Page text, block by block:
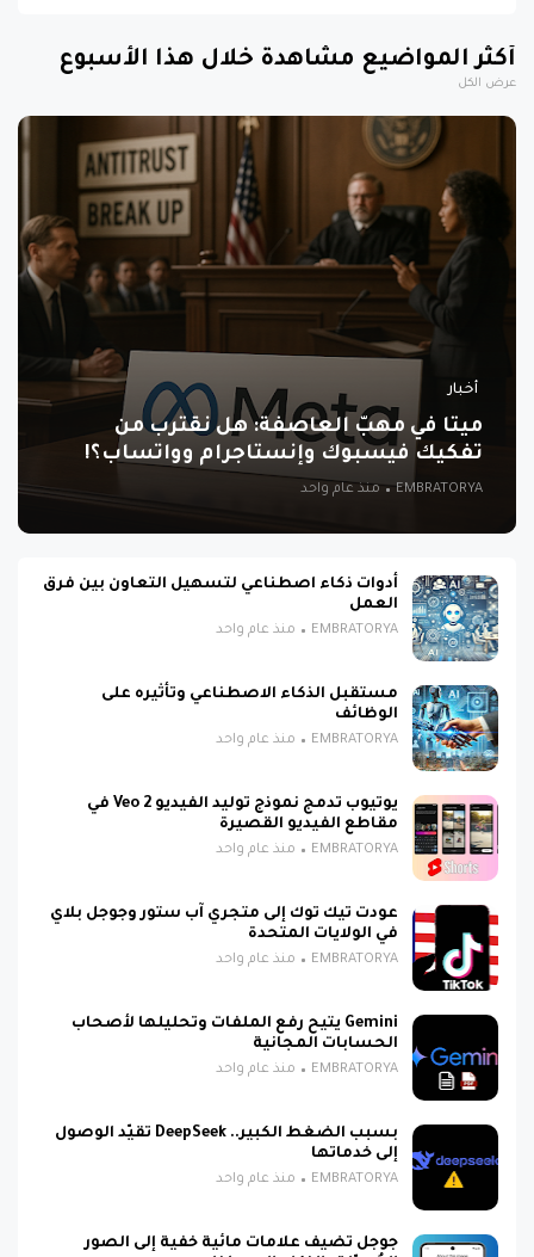
أكثر المواضيع مشاهدة خلال هذا الأسبوع
عرض الكل
أخبار
ميتا في مهبّ العاصفة: هل نقترب من
تفكيك فيسبوك وإنستاجرام وواتساب؟!
EMBRATORYA منذ عام واحد
أدوات ذكاء اصطناعي لتسهيل التعاون بين فرق
العمل
EMBRATORYA منذ عام واحد
مستقبل الذكاء الاصطناعي وتأثيره على
الوظائف
EMBRATORYA منذ عام واحد
يوتيوب تدمج نموذج توليد الفيديو Veo 2 في
مقاطع الفيديو القصيرة
EMBRATORYA منذ عام واحد
عودت تيك توك إلى متجري آب ستور وجوجل بلاي
في الولايات المتحدة
EMBRATORYA منذ عام واحد
Gemini يتيح رفع الملفات وتحليلها لأصحاب
الحسابات المجانية
EMBRATORYA منذ عام واحد
بسبب الضغط الكبير.. DeepSeek تقيّد الوصول
إلى خدماتها
EMBRATORYA منذ عام واحد
جوجل تضيف علامات مائية خفية إلى الصور